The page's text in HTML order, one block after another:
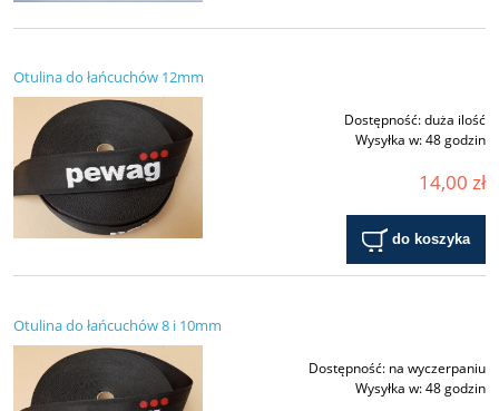
Otulina do łańcuchów 12mm
Dostępność:duża ilość
Wysyłka w:48 godzin
14,00 zł
do koszyka
Otulina do łańcuchów 8 i 10mm
Dostępność: na wyczerpaniu
Wysyłka w:48 godzin